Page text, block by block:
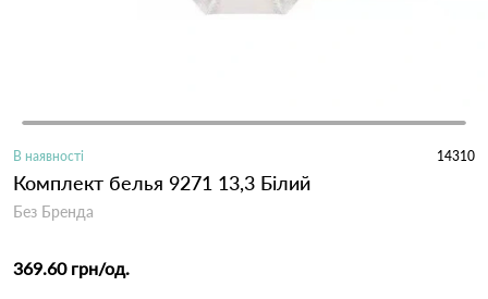
В наявності 14310
Комплект белья 9271 13,3 Білий
Без Бренда
369.60 грн/од.